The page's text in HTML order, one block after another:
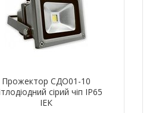
Прожектор СДО01-10
сірий чіп IP65
ІЕК